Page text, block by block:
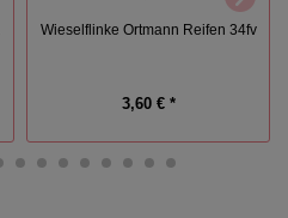
Wieselflinke Ortmann Reifen 34fv
3,60 € *